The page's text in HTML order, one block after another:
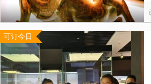
可订今日